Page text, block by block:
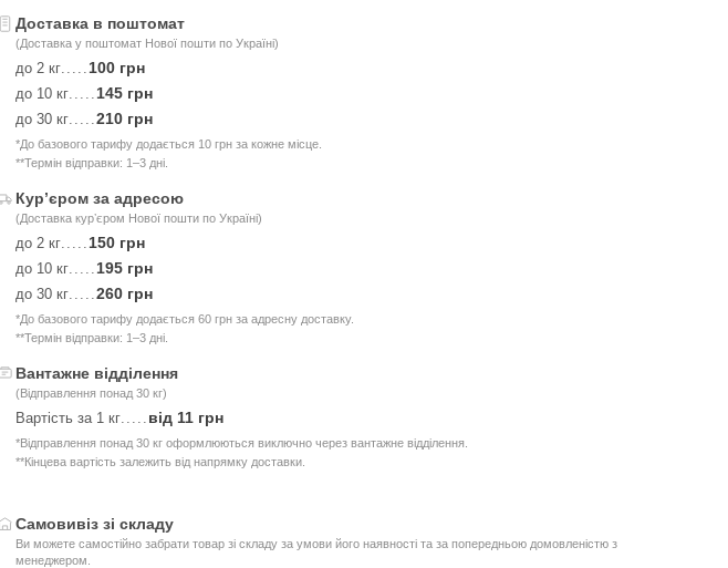
Доставка в поштомат
(Доставка у поштомат Нової пошти по Україні)
до 2 кг..... 100 грн
до 10 кг..... 145 грн
до 30 кг.....210 грн
*До базового тарифу додається 10 грн за кожне місце.
**Термін відправки: 1–3 дні.
Курʼєром за адресою
(Доставка курʼєром Нової пошти по Україні)
до 2 кг..... 150 грн
до 10 кг..... 195 грн
до 30 кг.....260 грн
*До базового тарифу додається 60 грн за адресну доставку.
**Термін відправки: 1–3 дні.
Вантажне відділення
(Відправлення понад 30 кг)
Вартість за 1 кг..... від 11 грн
*Відправлення понад 30 кг оформлюються виключно через вантажне відділення.
**Кінцева вартість залежить від напрямку доставки.
Самовивіз зі складу
Ви можете самостійно забрати товар зі складу за умови його наявності та за попередньою домовленістю з
менеджером.